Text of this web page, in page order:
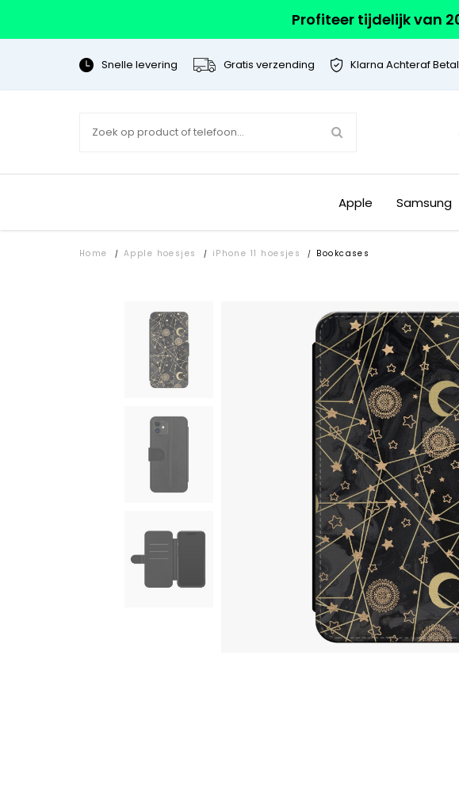
Profiteer tijdelijk van
Snelle levering Gratis verzending Klarna Achteraf
Apple Samsung
Home / Apple hoesjes / iPhone 11 hoesjes / Bookcases